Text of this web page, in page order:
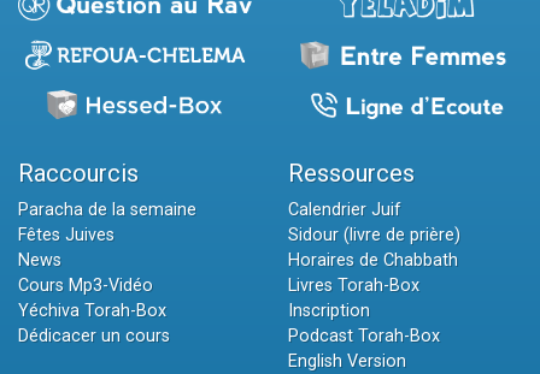
Raccourcis
Paracha de la semaine
Fêtes Juives
News
Cours Mp3-Vidéo
Yéchiva Torah-Box
Dédicacer un cours
Ressources
Calendrier Juif
Sidour (livre de prière)
Horaires de Chabbath
Livres Torah-Box
Inscription
Podcast Torah-Box
English Version